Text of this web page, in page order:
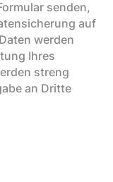
senden,
auf
werden
Ihres
streng
an Dritte